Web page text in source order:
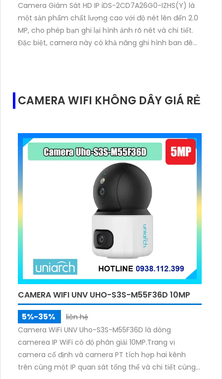
Camera Giám Sát HD IP iDS-2CD7A26G0-IZHS(Y) là
một sản phẩm chất lượng cao với độ nét lên đến 2.0
MP, cho phép bạn ghi lại hình ảnh rõ nét và chi tiết.
Đặc biệt, camera này có khả năng ghi hình ban đêm
hàng, nhà xưởng với khả năng phát hiện chuyển
động và ghi hình sử dụng công nghệ Hồng Ngoại
nghiệt.Điều đặc biệt của camera này là tích hợp
công nghệ AI, cho phép nhận dạng và phân tích hình
ảnh một cách thông minh và chính xác. Điều này
làm cho camera iDS-2CD7A26G0-IZHS(Y) trở thành
lựa chọn lý tưởng cho các công trình cao cấp và
CAMERA WIFI KHÔNG DÂY GIÁ RẺ
CAMERA WIFI UNV UHO-S3S-M55F36D 10MP
5%-35%
liên hệ
Camera WiFi UNV Uho-S3S-M55F36D là dòng
camerea IP WiFi có độ phân giải 10MP.Trang vị
camera cố định và camera PT tích hợp hai kênh
trên cùng một IP quan sát tổng thể và chi tiết cùng